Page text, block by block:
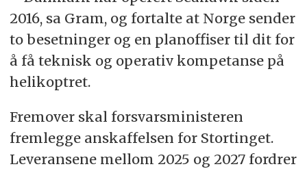
2016, sa Gram, og fortalte at Norge sender
to besetninger og en planoffiser til dit for
å få teknisk og operativ kompetanse på
helikoptret.
Fremover skal forsvarsministeren
fremlegge anskaffelsen for Stortinget.
Leveransene mellom 2025 og 2027 fordrer